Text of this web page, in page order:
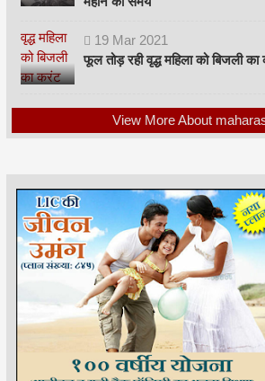
19 Mar 2021
फूल तोड़ रही वृद्ध महिला को बिजली
View More About